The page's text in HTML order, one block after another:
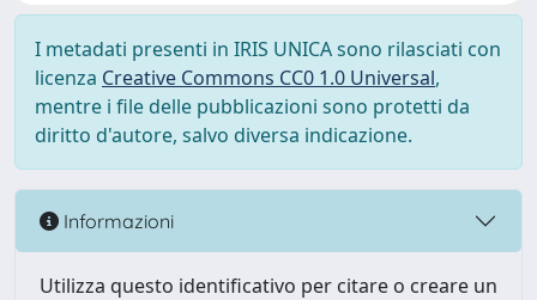
I metadati presenti in IRIS UNICA sono rilasciati con
licenza Creative Commons CC0 1.0 Universal,
mentre i file delle pubblicazioni sono protetti da
diritto d'autore, salvo diversa indicazione.
Informazioni
Utilizza questo identificativo per citare o creare un